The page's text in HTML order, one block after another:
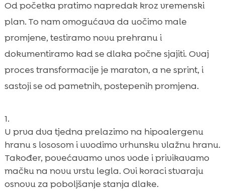
Od početka pratimo napredak kroz vremenski
plan. To nam omogućava da uočimo male
promjene, testiramo novu prehranu i
dokumentiramo kad se dlaka počne sjajiti. Ovaj
proces transformacije je maraton, a ne sprint, i
sastoji se od pametnih, postepenih promjena.
U prva dva tjedna prelazimo na hipoalergenu
hranu s lososom i uvodimo vrhunsku vlažnu hranu.
Također, povećavamo unos vode i privikavamo
mačku na novu vrstu legla. Ovi koraci stvaraju
osnovu za poboljšanje stanja dlake.